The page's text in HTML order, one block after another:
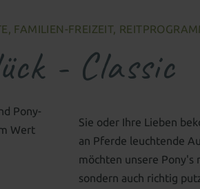
FAMILIEN-FREIZEIT,
- Classic
Pony-
Wert
Sie oder Ihre Lieben
an Pferde leuchtende
möchten unsere Pony's
sondern auch richtig